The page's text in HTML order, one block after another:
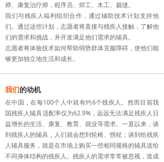
师、康复治疗师，程序员、焊工、木工、裁缝。
我们与残疾人福利组织合作，通过辅助技术计划支持他
们。通过这些计划，志愿者将直接与残疾人接触，了解他
们的需求和挑战，并开发满足他们需求的辅具。
志愿者将体验技术如何帮助弱势群体克服障碍，使他们能
够更加独立地生活和成长。
我们的动机
在中国，在每100个人中就有约6个残疾人。然而目前我
国残疾人辅具适配率仅为62.9%，远远无法满足残疾人日
益增长的生活、康复、教育、就业等需求。一直以来，谈
到残疾人的辅具，人们就会想到轮椅、拐杖；谈到给残疾
人辅具服务，就是在市场上购买一些相同规格的辅具送给
不同身体结构的残疾人。残疾人的需求常常被忽视，造成